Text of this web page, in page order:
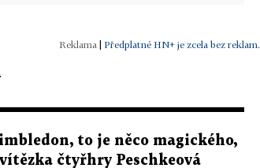
Předplatné HN+ je zcela bez reklam.
to je něco magického,
čtyřhry Peschkeová